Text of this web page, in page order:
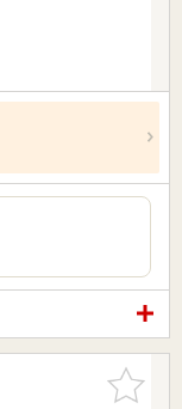
お気に入
りに追加